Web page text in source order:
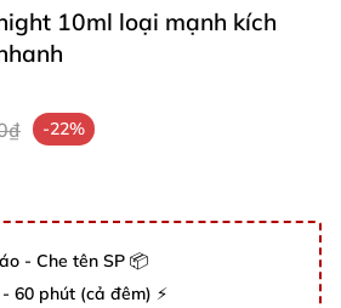
10ml loại mạnh kích
-22%
- Che tên SP 📦
60 phút (cả đêm) ⚡